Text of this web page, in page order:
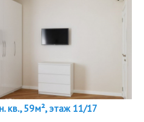
кв., 59м², этаж 11/17